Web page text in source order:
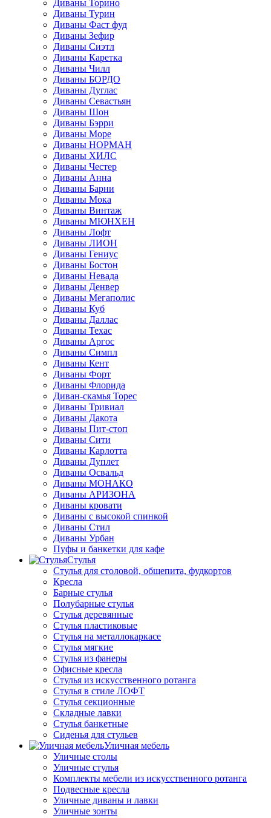
Диваны Торино
Диваны Турин
Диваны Фаст фуд
Диваны Зефир
Диваны Сиэтл
Диваны Каретка
Диваны Чилл
Диваны БОРДО
Диваны Дуглас
Диваны Севастьян
Диваны Шон
Диваны Бэрри
Диваны Море
Диваны НОРМАН
Диваны ХИЛС
Диваны Честер
Диваны Анна
Диваны Барни
Диваны Мока
Диваны Винтаж
Диваны МЮНХЕН
Диваны Лофт
Диваны ЛИОН
Диваны Гениус
Диваны Бостон
Диваны Невада
Диваны Денвер
Диваны Мегаполис
Диваны Куб
Диваны Даллас
Диваны Техас
Диваны Аргос
Диваны Симпл
Диваны Кент
Диваны Форт
Диваны Флорида
Диван-скамья Торес
Диваны Тривиал
Диваны Дакота
Диваны Пит-стоп
Диваны Сити
Диваны Карлотта
Диваны Дуплет
Диваны Освальд
Диваны МОНАКО
Диваны АРИЗОНА
Диваны кровати
Диваны с высокой спинкой
Диваны Стил
Диваны Урбан
Пуфы и банкетки для кафе
Стулья
Стулья для столовой, общепита, фудкортов
Кресла
Барные стулья
Полубарные стулья
Стулья деревянные
Стулья пластиковые
Стулья на металлокаркасе
Стулья мягкие
Стулья из фанеры
Офисные кресла
Стулья из искусственного ротанга
Стулья в стиле ЛОФТ
Стулья секционные
Складные лавки
Стулья банкетные
Сиденья для стульев
Уличная мебель
Уличные столы
Уличные стулья
Комплекты мебели из искусственного ротанга
Подвесные кресла
Уличные диваны и лавки
Уличные зонты